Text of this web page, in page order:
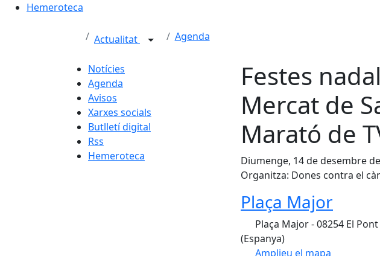
Hemeroteca
Actualitat Agenda
Notícies
Agenda
Avisos
Xarxes socials
Butlletí digital
Rss
Hemeroteca
Festes
Mercat de
Marató de
Diumenge, 14 de desembre
Organitza: Dones contra el
Plaça Major
Plaça Major - 08254 El
(Espanya)
Amplieu el mapa